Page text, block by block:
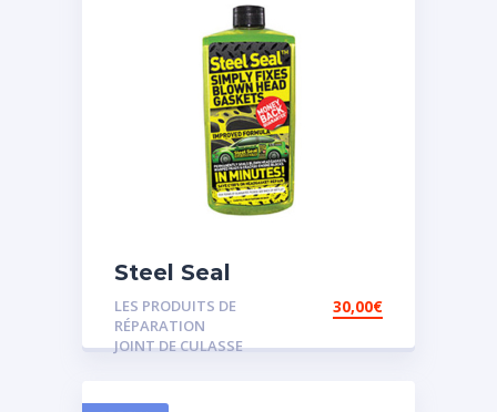
Steel Seal
LES PRODUITS DE
RÉPARATION
JOINT DE CULASSE
30,00€